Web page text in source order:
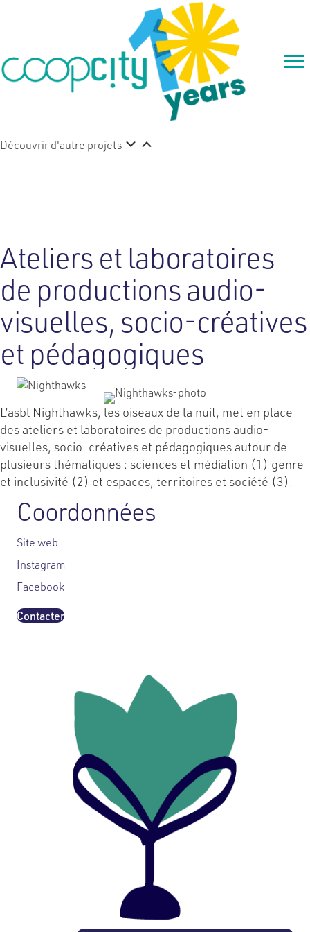
Découvrir d'autre projets
Ateliers et laboratoires
de productions audio-
visuelles, socio-créatives
et pédagogiques
L’asbl Nighthawks, les oiseaux de la nuit, met en place
des ateliers et laboratoires de productions audio-
visuelles, socio-créatives et pédagogiques autour de
plusieurs thématiques : sciences et médiation (1) genre
et inclusivité (2) et espaces, territoires et société (3).
Coordonnées
Site web
Instagram
Facebook
Contacter